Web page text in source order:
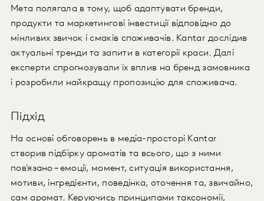
Мета полягала в тому, щоб адаптувати бренди,
продукти та маркетингові інвестиції відповідно до
мінливих звичок і смаків споживачів. Kantar дослідив
актуальні тренди та запити в категорії краси. Далі
експерти спрогнозували їх вплив на бренд замовника
і розробили найкращу пропозицію для споживача.
Підхід
На основі обговорень в медіа-просторі Kantar
створив підбірку ароматів та всього, що з ними
пов'язано – емоції, момент, ситуація використання,
мотиви, інгредієнти, поведінка, оточення та, звичайно,
сам аромат. Керуючись принципами таксономії,